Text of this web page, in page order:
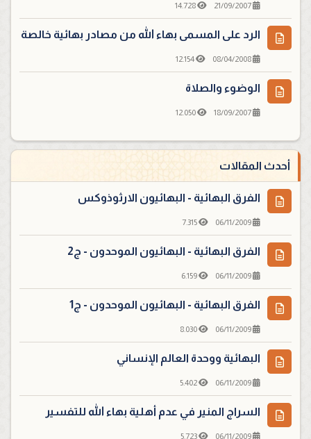
21/09/2007
14.728
الرد على المسمى بهاء الله من مصادر بهائية خالصة
08/04/2008
12.154
الوضوء والصلاة
18/09/2007
12.050
أحدث المقالات
الفرق البهائية - البهائيون الارثوذوكس
06/11/2009
7.315
الفرق البهائية - البهائيون الموحدون - ج2
06/11/2009
6.159
الفرق البهائية - البهائيون الموحدون - ج1
06/11/2009
8.030
البهائية ووحدة العالم الإنساني
06/11/2009
5.402
السراج المنير في عدم أهلية بهاء الله للتفسير
06/11/2009
5.723